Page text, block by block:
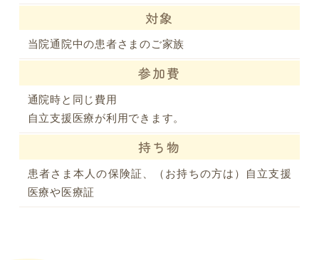
対象
当院通院中の患者さまのご家族
参加費
通院時と同じ費用
自立支援医療が利用できます。
持ち物
患者さま本人の保険証、（お持ちの方は）自立支援
医療や医療証